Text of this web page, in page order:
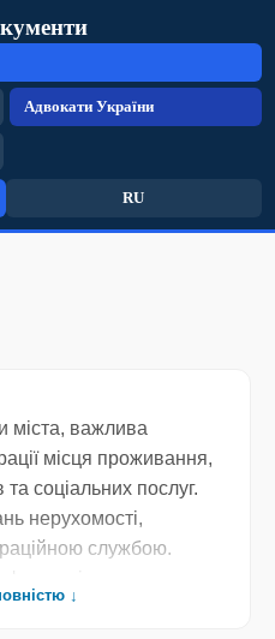
Адвокати України
RU
міста, важлива
місця проживання,
соціальних послуг.
нерухомості,
службою.
швидко та без зайвих
↓